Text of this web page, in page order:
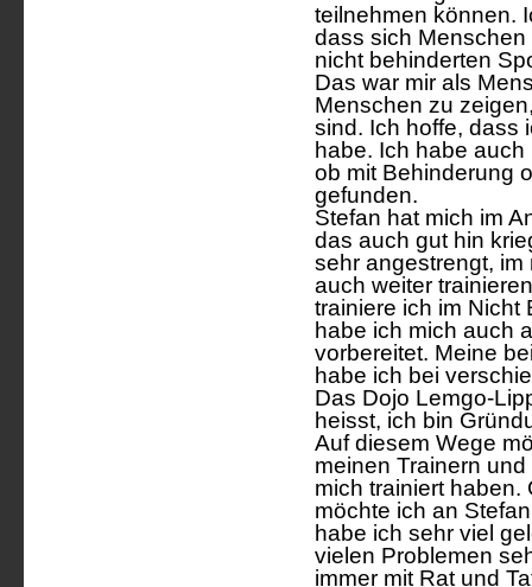
teilnehmen können.
dass sich
nicht behinderten
Das war mir als
Menschen zu
sind. Ich hoffe, dass
habe. Ich habe
ob mit Behinderung
gefunden.
Stefan hat mich im
das auch gut hin
sehr angestrengt,
auch weiter
trainiere ich im Nicht
habe ich mich auch
vorbereitet. Meine
habe ich bei
Das Dojo Lemgo-
heisst, ich bin
Auf diesem Wege
meinen Trainern
mich trainiert
möchte ich an
habe ich sehr viel
vielen Problemen
immer mit Rat und